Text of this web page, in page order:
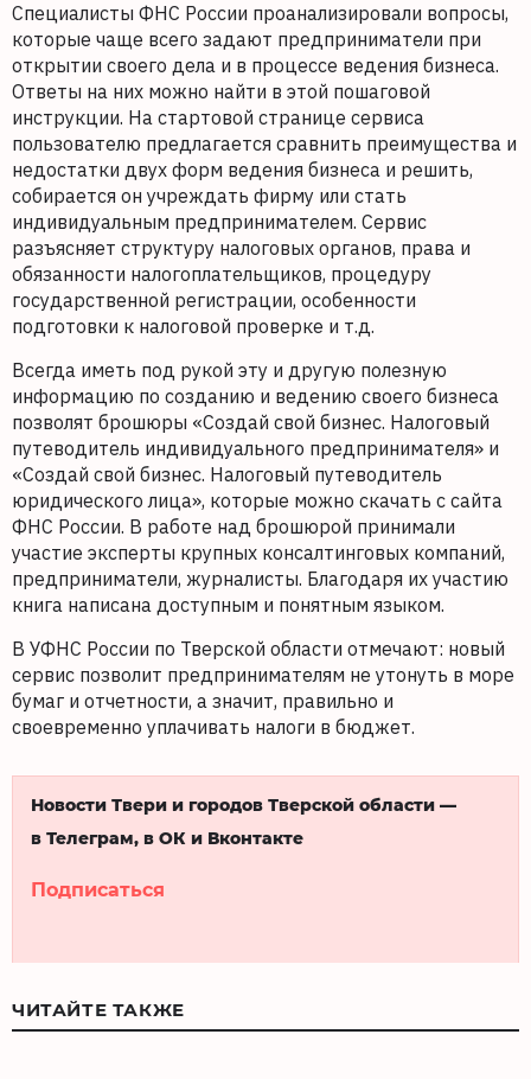
Специалисты ФНС России проанализировали вопросы,
которые чаще всего задают предприниматели при
открытии своего дела и в процессе ведения бизнеса.
Ответы на них можно найти в этой пошаговой
инструкции. На стартовой странице сервиса
пользователю предлагается сравнить преимущества и
недостатки двух форм ведения бизнеса и решить,
собирается он учреждать фирму или стать
индивидуальным предпринимателем. Сервис
разъясняет структуру налоговых органов, права и
обязанности налогоплательщиков, процедуру
государственной регистрации, особенности
подготовки к налоговой проверке и т.д.
Всегда иметь под рукой эту и другую полезную
информацию по созданию и ведению своего бизнеса
позволят брошюры «Создай свой бизнес. Налоговый
путеводитель индивидуального предпринимателя» и
«Создай свой бизнес. Налоговый путеводитель
юридического лица», которые можно скачать с сайта
ФНС России. В работе над брошюрой принимали
участие эксперты крупных консалтинговых компаний,
предприниматели, журналисты. Благодаря их участию
книга написана доступным и понятным языком.
В УФНС России по Тверской области отмечают: новый
сервис позволит предпринимателям не утонуть в море
бумаг и отчетности, а значит, правильно и
своевременно уплачивать налоги в бюджет.
Новости Твери и городов Тверской области —
в Телеграм, в ОК и Вконтакте
Подписаться
ЧИТАЙТЕ ТАКЖЕ